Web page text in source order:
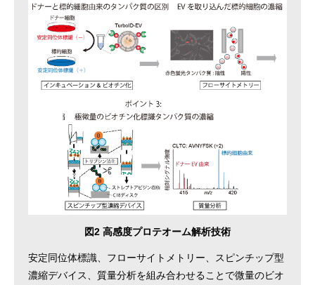
図2 高感度プロテオーム解析技術
安定同位体標識、フローサイトメトリー、スピンチップ型
濃縮デバイス、質量分析を組み合わせることで微量のビオ